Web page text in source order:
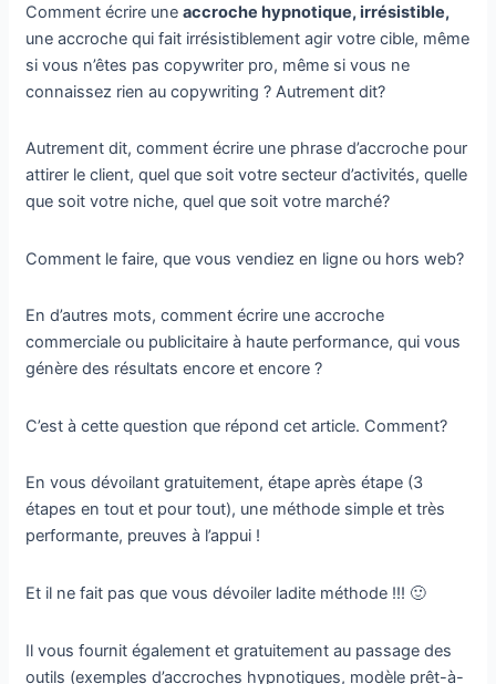
Comment écrire uneaccroche hypnotique, irrésistible,
une accroche qui fait irrésistiblement agir votre cible, même
si vous n’êtes pas copywriter pro, même si vous ne
connaissez rien au copywriting ? Autrement dit?
Autrement dit, comment écrire une phrase d’accroche pour
attirer le client, quel que soit votre secteur d’activités, quelle
que soit votre niche, quel que soit votre marché?
Comment le faire, que vous vendiez en ligne ou hors web?
En d’autres mots, comment écrire une accroche
commerciale ou publicitaire à haute performance, qui vous
génère des résultats encore et encore ?
C’est à cette question que répond cet article. Comment?
En vous dévoilant gratuitement, étape après étape (3
étapes en tout et pour tout), une méthode simple et très
performante, preuves à l’appui !
Et il ne fait pas que vous dévoiler ladite méthode !!! 🙂
Il vous fournit également et gratuitement au passage des
outils (exemples d’accroches hypnotiques, modèle prêt-à-